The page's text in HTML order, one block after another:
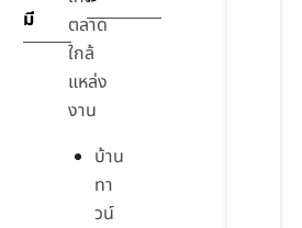
มี
ตลาด
ใกล้
แหล่ง
งาน
บ้าน
ทา
วน์